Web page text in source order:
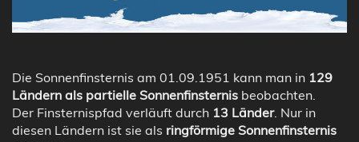
Die Sonnenfinsternis am 01.09.1951 kann man in 129
Ländern als partielle Sonnenfinsternis beobachten.
Der Finsternispfad verläuft durch 13 Länder. Nur in
diesen Ländern ist sie als ringförmige Sonnenfinsternis